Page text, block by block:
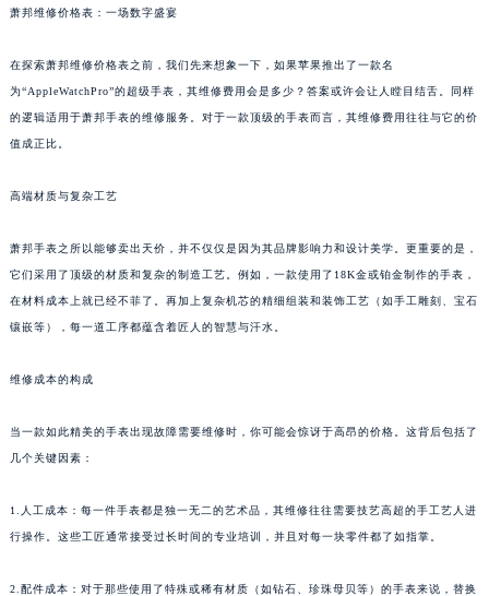
萧邦维修价格表：一场数字盛宴
在探索萧邦维修价格表之前，我们先来想象一下，如果苹果推出了一款名
为“AppleWatchPro”的超级手表，其维修费用会是多少？答案或许会让人瞠目结舌。同样
的逻辑适用于萧邦手表的维修服务。对于一款顶级的手表而言，其维修费用往往与它的价
值成正比。
高端材质与复杂工艺
萧邦手表之所以能够卖出天价，并不仅仅是因为其品牌影响力和设计美学。更重要的是，
它们采用了顶级的材质和复杂的制造工艺。例如，一款使用了18K金或铂金制作的手表，
在材料成本上就已经不菲了。再加上复杂机芯的精细组装和装饰工艺（如手工雕刻、宝石
镶嵌等），每一道工序都蕴含着匠人的智慧与汗水。
维修成本的构成
当一款如此精美的手表出现故障需要维修时，你可能会惊讶于高昂的价格。这背后包括了
几个关键因素：
1.人工成本：每一件手表都是独一无二的艺术品，其维修往往需要技艺高超的手工艺人进
行操作。这些工匠通常接受过长时间的专业培训，并且对每一块零件都了如指掌。
2.配件成本：对于那些使用了特殊或稀有材质（如钻石、珍珠母贝等）的手表来说，替换